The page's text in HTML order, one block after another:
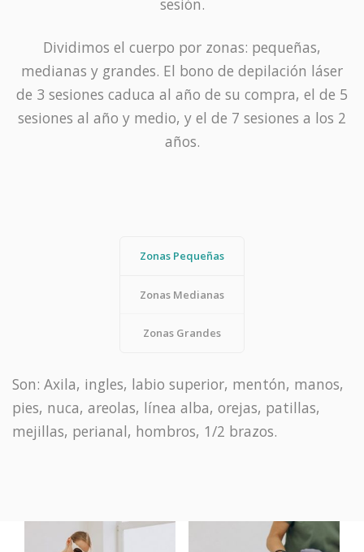
sesión.
Dividimos el cuerpo por zonas: pequeñas,
medianas y grandes. El bono de depilación láser
de 3 sesiones caduca al año de su compra, el de 5
sesiones al año y medio, y el de 7 sesiones a los 2
años.
Zonas Pequeñas
Zonas Medianas
Zonas Grandes
Son: Axila, ingles, labio superior, mentón, manos,
pies, nuca, areolas, línea alba, orejas, patillas,
mejillas, perianal, hombros, 1/2 brazos.